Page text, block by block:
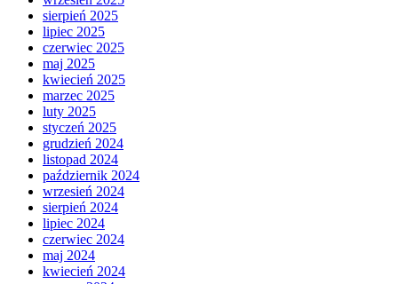
sierpień 2025
lipiec 2025
czerwiec 2025
maj 2025
kwiecień 2025
marzec 2025
luty 2025
styczeń 2025
grudzień 2024
listopad 2024
październik 2024
wrzesień 2024
sierpień 2024
lipiec 2024
czerwiec 2024
maj 2024
kwiecień 2024